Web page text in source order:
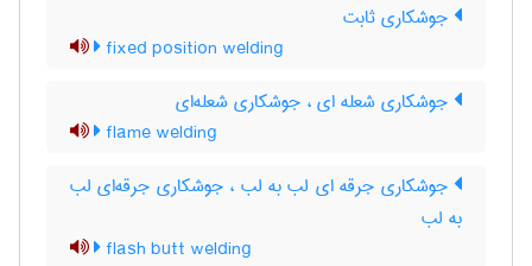
جوشکاری ثابت
fixed position welding
جوشکاری شعله ای ، جوشکاری شعله‌ای
flame welding
جوشکاری جرقه ای لب به لب ، جوشکاری جرقه‌ای لب
به لب
flash butt welding